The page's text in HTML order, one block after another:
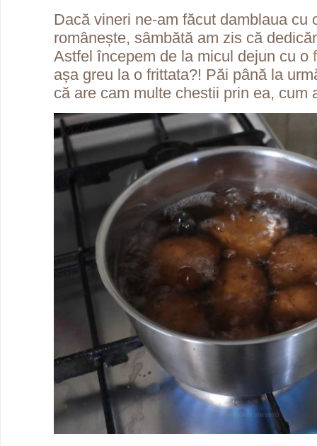
Dacă vineri ne-am făcut damblaua cu
românește, sâmbătă am zis că
Astfel începem de la micul dejun cu o
așa greu la o frittata?! Păi până la
că are cam multe chestii prin ea, cum